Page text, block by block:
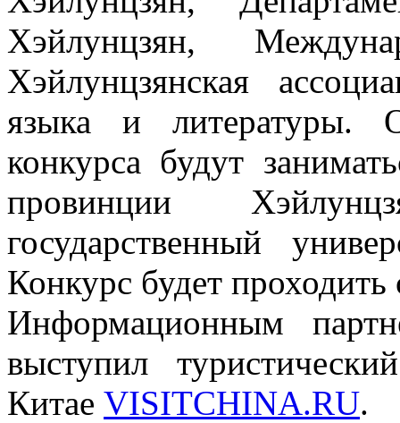
Хэйлунцзян,
Хэйлунцзянская
языка и литературы.
конкурса будут
провинции
государственный
Конкурс будет проходить
Информационным
выступил
Китае VISITCHINA.RU.